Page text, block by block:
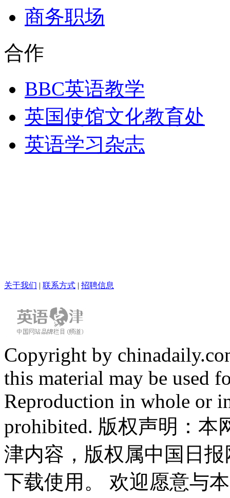
商务职场
合作
BBC英语教学
英国使馆文化教育处
英语学习杂志
关于我们 | 联系方式 | 招聘信息
Copyright by
this material may be used
Reproduction in whole or
prohibited. 版权声明：
津内容，版权属中国日
下载使用。 欢迎愿意与